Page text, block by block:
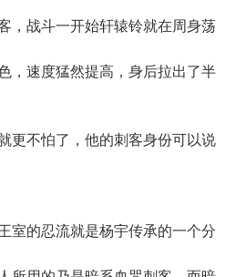
战斗一开始轩辕铃就在周身荡
，速度猛然提高，身后拉出了半
不怕了，他的刺客身份可以说
的忍流就是杨宇传承的一个分